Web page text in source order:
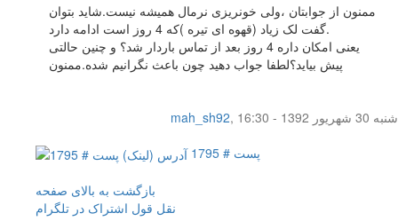
ممنون از جوابتان ،ولی خونریزی نرمال همیشه نیست.شاید بتوان
گفت لک زیاد (قهوه ای تیره )که 4 روز است ادامه دارد.
یعنی امکان داره 4 روز بعد از تماس باردار شد؟ و چنین حالتی
پیش بیاید؟لطفا جواب دهید چون باعث نگرانیم شده.ممنون
mah_sh92,
شنبه 30 شهریور 1392 - 16:30
پست # 1795
بازگشت به بالای صفحه
نقل قول اشتراک در تلگرام